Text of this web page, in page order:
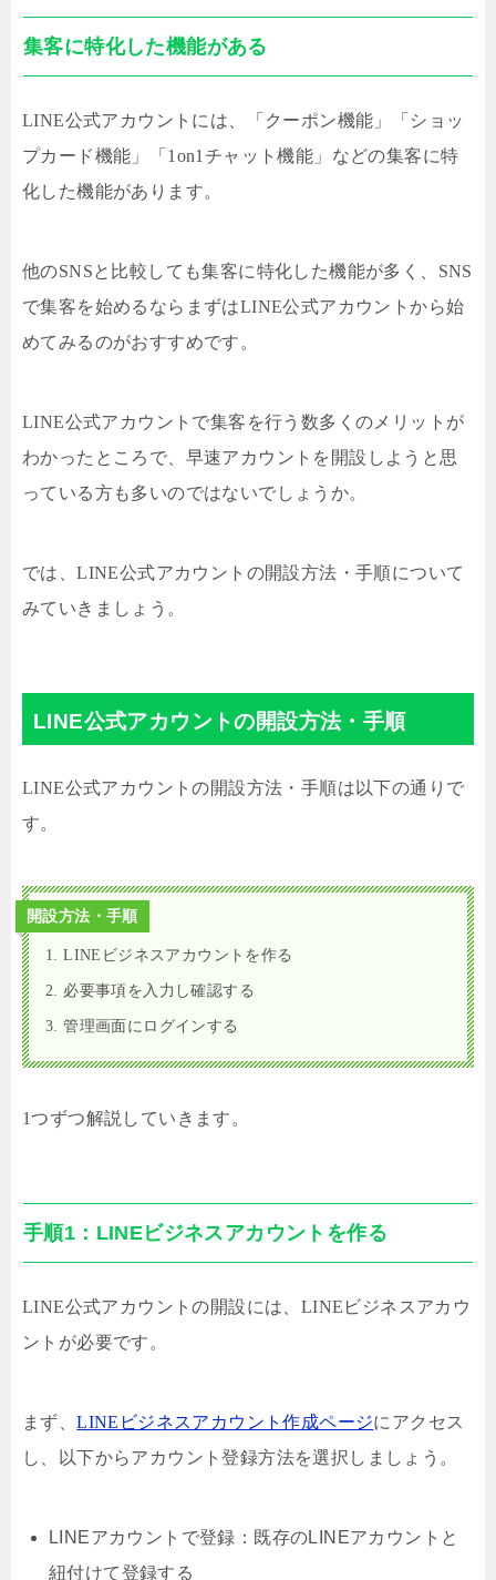
集客に特化した機能がある
LINE公式アカウントには、「クーポン機能」「ショッ
プカード機能」「1on1チャット機能」などの集客に特
化した機能があります。
他のSNSと比較しても集客に特化した機能が多く、SNS
で集客を始めるならまずはLINE公式アカウントから始
めてみるのがおすすめです。
LINE公式アカウントで集客を行う数多くのメリットが
わかったところで、早速アカウントを開設しようと思
っている方も多いのではないでしょうか。
では、LINE公式アカウントの開設方法・手順について
みていきましょう。
LINE公式アカウントの開設方法・手順
LINE公式アカウントの開設方法・手順は以下の通りで
す。
開設方法・手順
1. LINEビジネスアカウントを作る
2. 必要事項を入力し確認する
3. 管理画面にログインする
1つずつ解説していきます。
手順1：LINEビジネスアカウントを作る
LINE公式アカウントの開設には、LINEビジネスアカウ
ントが必要です。
まず、LINEビジネスアカウント作成ページにアクセス
し、以下からアカウント登録方法を選択しましょう。
LINEアカウントで登録：既存のLINEアカウントと
紐付けて登録する